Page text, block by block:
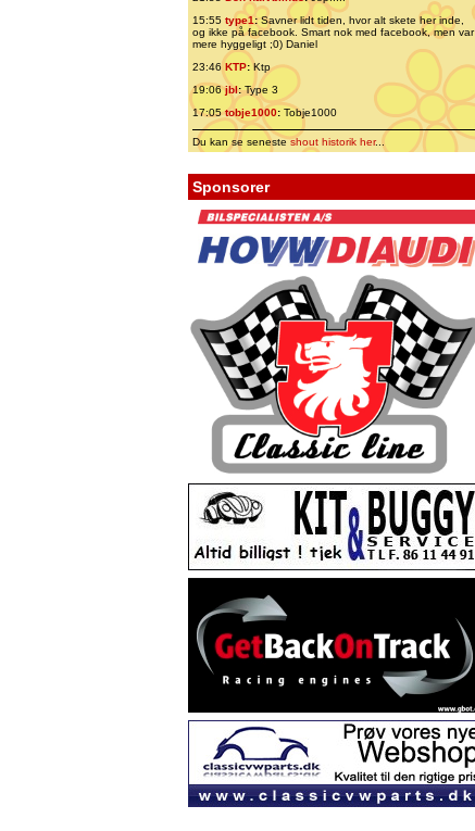
15:55 type1:Savner lidt tiden, hvor alt skete her inde,
og ikke på facebook. Smart nok med facebook, men var
mere hyggeligt ;0) Daniel
23:46 KTP:Ktp
19:06jbl:Type 3
17:05tobje1000: Tobje1000
Du kan se senesteshout historik her...
Sponsorer